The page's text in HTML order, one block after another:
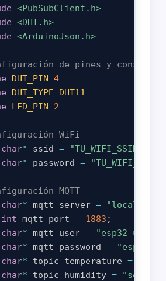
<PubSubClient.h>
<DHT.h>
<ArduinoJson.h>
de pines y
DHT_PIN 4
DHT_TYPE
DHT11
LED_PIN 2
WiFi
char* ssid = "TU_WIFI_SSID"
char* password =
MQTT
char* mqtt_server = "localhost"
int mqtt_port = 1883 ;
char* mqtt_user = "esp32_user"
char* mqtt_password =
char* topic_temperature =
char* topic_humidity =